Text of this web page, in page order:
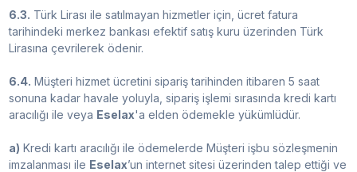
6.3. Türk Lirası ile satılmayan hizmetler için, ücret fatura
tarihindeki merkez bankası efektif satış kuru üzerinden Türk
Lirasına çevrilerek ödenir.
6.4. Müşteri hizmet ücretini sipariş tarihinden itibaren 5 saat
sonuna kadar havale yoluyla, sipariş işlemi sırasında kredi kartı
aracılığı ile veya Eselax'a elden ödemekle yükümlüdür.
a) Kredi kartı aracılığı ile ödemelerde Müşteri işbu sözleşmenin
imzalanması ile Eselax’un internet sitesi üzerinden talep ettiği ve